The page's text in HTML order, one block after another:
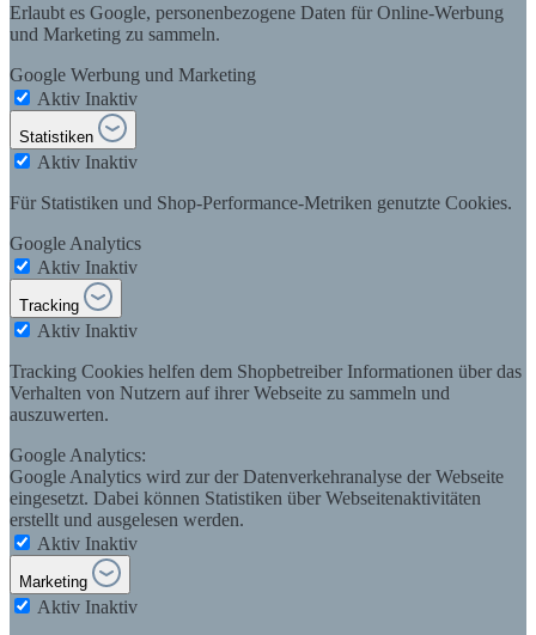
Erlaubt es Google, personenbezogene Daten für Online-Werbung
und Marketing zu sammeln.
Google Werbung und Marketing
Aktiv Inaktiv
Statistiken
Aktiv Inaktiv
Für Statistiken und Shop-Performance-Metriken genutzte Cookies.
Google Analytics
Aktiv Inaktiv
Tracking
Aktiv Inaktiv
Tracking Cookies helfen dem Shopbetreiber Informationen über das
Verhalten von Nutzern auf ihrer Webseite zu sammeln und
auszuwerten.
Google Analytics:
Google Analytics wird zur der Datenverkehranalyse der Webseite
eingesetzt. Dabei können Statistiken über Webseitenaktivitäten
erstellt und ausgelesen werden.
Aktiv Inaktiv
Marketing
Aktiv Inaktiv